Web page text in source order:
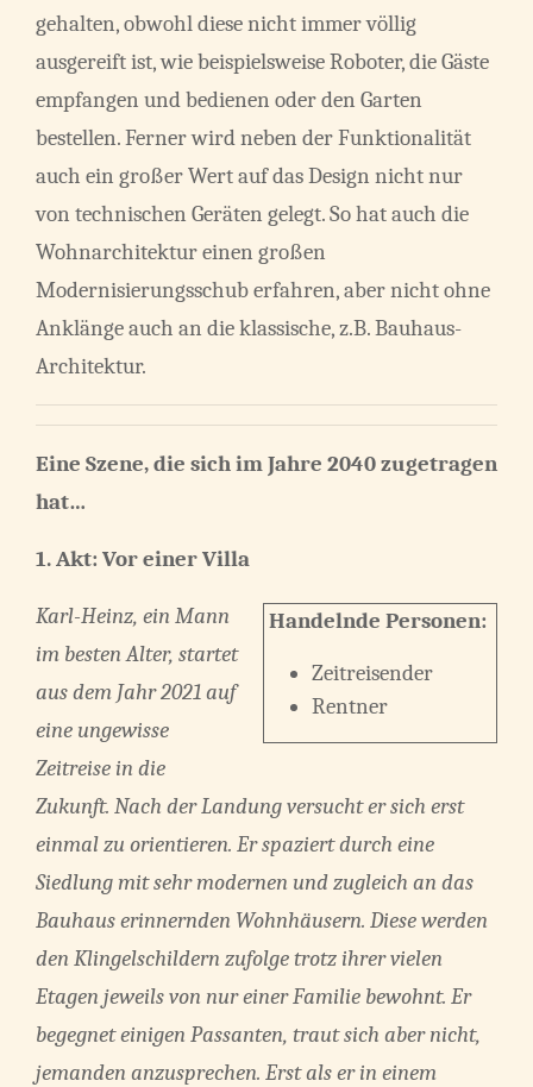
gehalten, obwohl diese nicht immer völlig
ausgereift ist, wie beispielsweise Roboter, die Gäste
empfangen und bedienen oder den Garten
bestellen. Ferner wird neben der Funktionalität
auch ein großer Wert auf das Design nicht nur
von technischen Geräten gelegt. So hat auch die
Wohnarchitektur einen großen
Modernisierungsschub erfahren, aber nicht ohne
Anklänge auch an die klassische, z.B. Bauhaus-
Architektur.
Eine Szene, die sich im Jahre 2040 zugetragen
hat…
1. Akt: Vor einer Villa
Handelnde Personen:
Zeitreisender
Rentner
Karl-Heinz, ein Mann
im besten Alter, startet
aus dem Jahr 2021 auf
eine ungewisse
Zeitreise in die
Zukunft. Nach der Landung versucht er sich erst
einmal zu orientieren. Er spaziert durch eine
Siedlung mit sehr modernen und zugleich an das
Bauhaus erinnernden Wohnhäusern. Diese werden
den Klingelschildern zufolge trotz ihrer vielen
Etagen jeweils von nur einer Familie bewohnt. Er
begegnet einigen Passanten, traut sich aber nicht,
jemanden anzusprechen. Erst als er in einem